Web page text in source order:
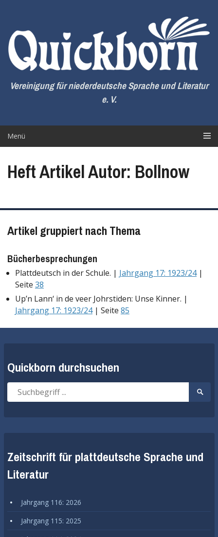
springen
Vereinigung für niederdeutsche Sprache und Literatur
e. V.
Menü
Heft Artikel Autor: Bollnow
Artikel gruppiert nach Thema
Bücherbesprechungen
Plattdeutsch in der Schule. | Jahrgang 17: 1923/24|
Seite 38
Up’n Lann‘ in de veer Johrstiden: Unse Kinner. |
Jahrgang 17: 1923/24| Seite 85
Quickborn durchsuchen
Suche
nach:
Suche
Zeitschrift für plattdeutsche Sprache und
Literatur
Jahrgang 116: 2026
Jahrgang 115: 2025